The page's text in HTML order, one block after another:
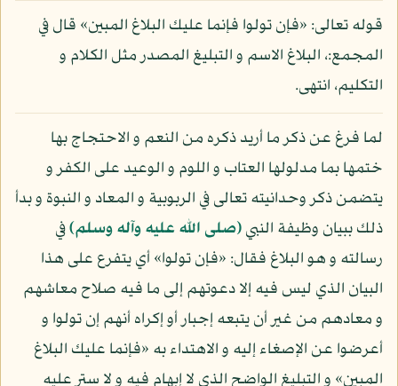
قوله تعالى: «فإن تولوا فإنما عليك البلاغ المبين» قال في
المجمع:، البلاغ الاسم و التبليغ المصدر مثل الكلام و
التكليم، انتهى.
لما فرغ عن ذكر ما أريد ذكره من النعم و الاحتجاج بها
ختمها بما مدلولها العتاب و اللوم و الوعيد على الكفر و
يتضمن ذكر وحدانيته تعالى في الربوبية و المعاد و النبوة و بدأ
ذلك ببيان وظيفة النبي(صلى الله عليه وآله وسلم)في
رسالته و هو البلاغ فقال: «فإن تولوا» أي يتفرع على هذا
البيان الذي ليس فيه إلا دعوتهم إلى ما فيه صلاح معاشهم
و معادهم من غير أن يتبعه إجبار أو إكراه أنهم إن تولوا و
أعرضوا عن الإصغاء إليه و الاهتداء به «فإنما عليك البلاغ
المبين» و التبليغ الواضح الذي لا إبهام فيه و لا ستر عليه